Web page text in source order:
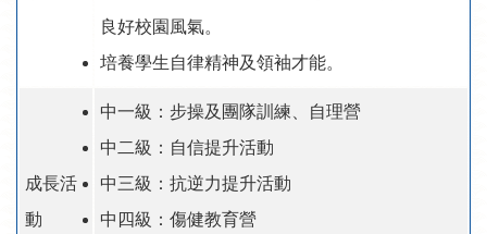
良好校園風氣。
培養學生自律精神及領袖才能。
成長活
動
中一級：步操及團隊訓練、自理營
中二級：自信提升活動
中三級：抗逆力提升活動
中四級：傷健教育營